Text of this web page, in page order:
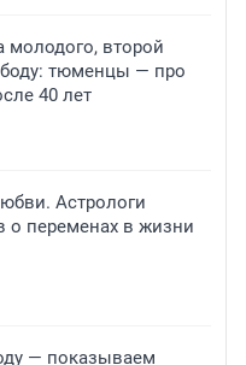
второй
тюменцы — про
40 лет
Астрологи
о переменах в жизни
— показываем